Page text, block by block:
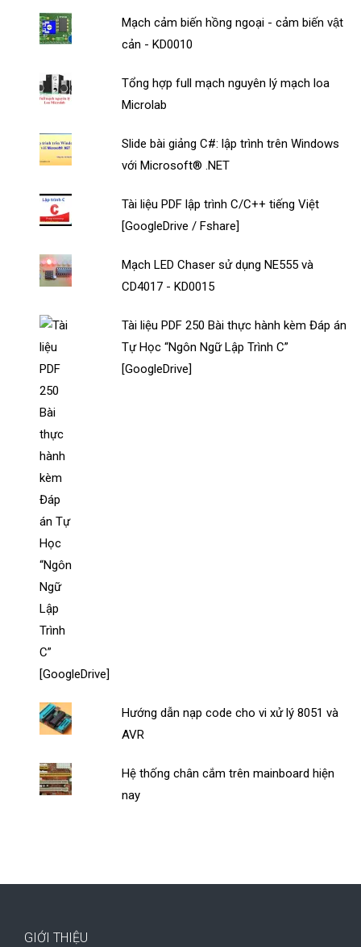
Mạch cảm biến hồng ngoại - cảm biến vật
cản - KD0010
Tổng hợp full mạch nguyên lý mạch loa
Microlab
Slide bài giảng C#: lập trình trên Windows
với Microsoft® .NET
Tài liệu PDF lập trình C/C++ tiếng Việt
[GoogleDrive / Fshare]
Mạch LED Chaser sử dụng NE555 và
CD4017 - KD0015
Tài liệu PDF 250 Bài thực hành kèm Đáp án
Tự Học “Ngôn Ngữ Lập Trình C”
[GoogleDrive]
Hướng dẫn nạp code cho vi xử lý 8051 và
AVR
Hệ thống chân cắm trên mainboard hiện
nay
GIỚI THIỆU